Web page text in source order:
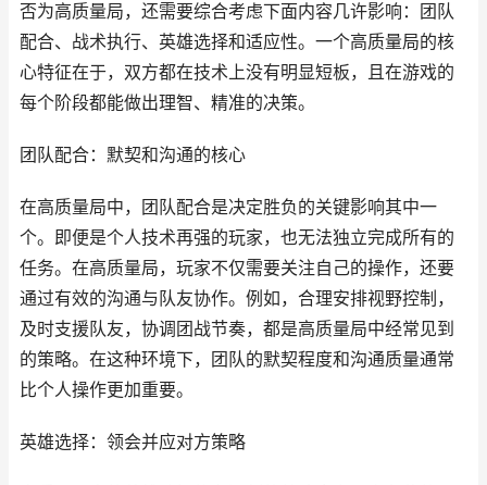
否为高质量局，还需要综合考虑下面内容几许影响：团队
配合、战术执行、英雄选择和适应性。一个高质量局的核
心特征在于，双方都在技术上没有明显短板，且在游戏的
每个阶段都能做出理智、精准的决策。
团队配合：默契和沟通的核心
在高质量局中，团队配合是决定胜负的关键影响其中一
个。即便是个人技术再强的玩家，也无法独立完成所有的
任务。在高质量局，玩家不仅需要关注自己的操作，还要
通过有效的沟通与队友协作。例如，合理安排视野控制，
及时支援队友，协调团战节奏，都是高质量局中经常见到
的策略。在这种环境下，团队的默契程度和沟通质量通常
比个人操作更加重要。
英雄选择：领会并应对方策略